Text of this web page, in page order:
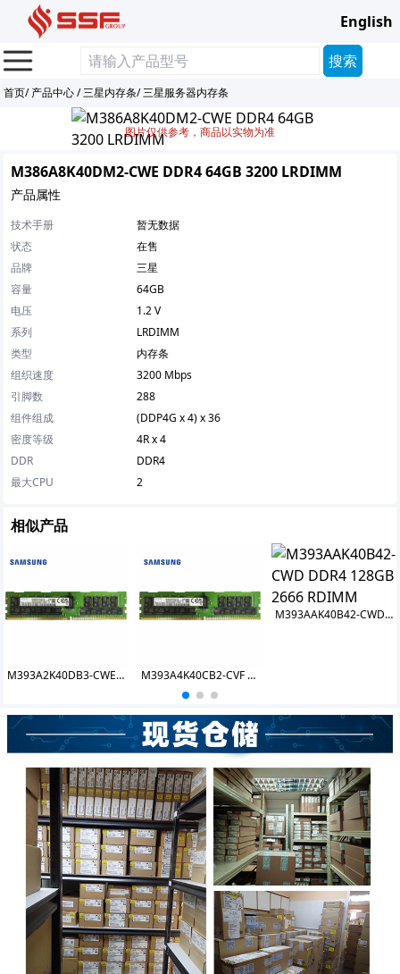
English
首页/产品中心/三星内存条/三星服务器内存条
图片仅供参考，商品以实物为准
M386A8K40DM2-CWE DDR4 64GB 3200 LRDIMM
产品属性
技术手册
暂无数据
状态
在售
品牌
三星
容量
64GB
电压
1.2 V
系列
LRDIMM
类型
内存条
组织速度
3200 Mbps
引脚数
288
组件组成
(DDP4G x 4) x 36
密度等级
4R x 4
DDR
DDR4
最大CPU
2
相似产品
M393A2K40DB3-CWE DDR4 16GB 3200 RDIMM M393A4K40CB2-CVF DDR4 32GB 2933 RDIMM
M393AAK40B42-CWD DDR4 128GB 2666 RDIMM